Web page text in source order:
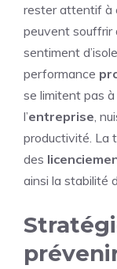
rester attentif à
peuvent souffrir
sentiment
performance
se limitent pas à
l’entreprise ,
productivité. La
des
ainsi la stabilité